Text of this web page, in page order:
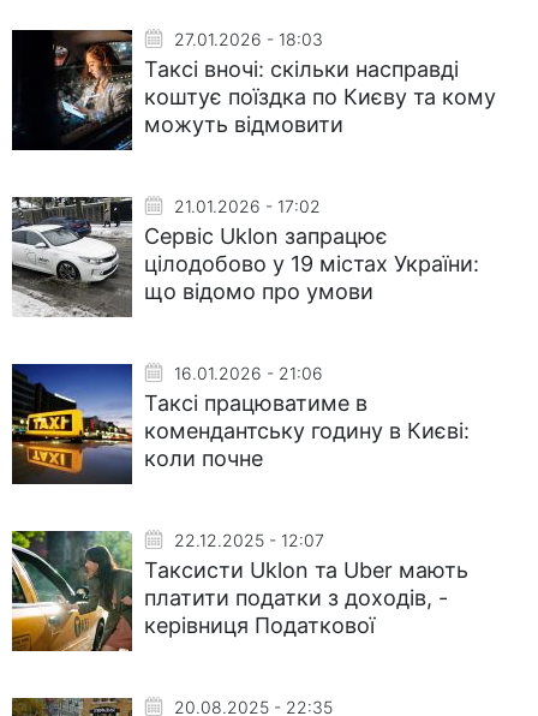
27.01.2026 - 18:03
Таксі вночі: скільки насправді
коштує поїздка по Києву та кому
можуть відмовити
21.01.2026 - 17:02
Сервіс Uklon запрацює
цілодобово у 19 містах України:
що відомо про умови
16.01.2026 - 21:06
Таксі працюватиме в
комендантську годину в Києві:
коли почне
22.12.2025 - 12:07
Таксисти Uklon та Uber мають
платити податки з доходів, -
керівниця Податкової
20.08.2025 - 22:35